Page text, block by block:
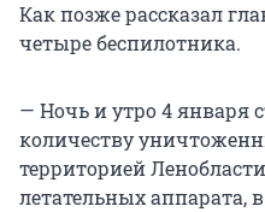
Как позже рассказал
четыре беспилотника.
— Ночь и утро 4 января
количеству
территорией
летательных аппарата,